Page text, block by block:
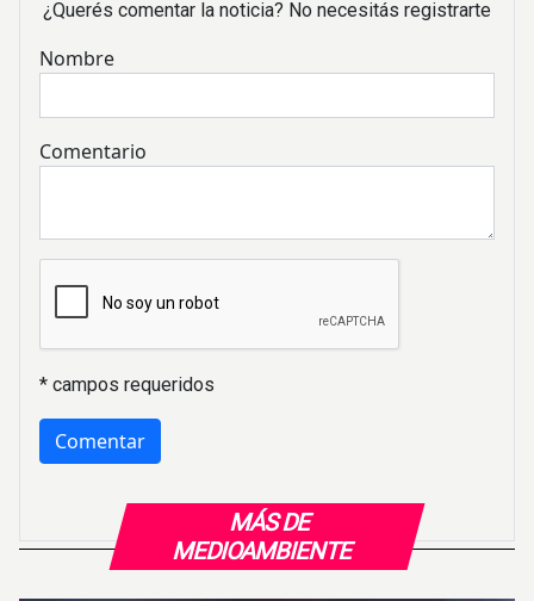
MÁS DE
MEDIOAMBIENTE
¿Querés comentar la noticia? No necesitás registrarte
Nombre
Comentario
* campos requeridos